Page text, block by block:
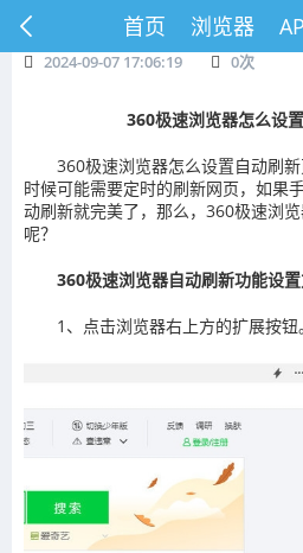
首页 浏览器
2024-09-07 17:06:19 0次
360极速浏览器怎么设
360极速浏览器怎么设置自动刷
时候可能需要定时的刷新网页，如果
动刷新就完美了，那么，360极速浏
呢？
360极速浏览器自动刷新功能设置
1、点击浏览器右上方的扩展按钮。